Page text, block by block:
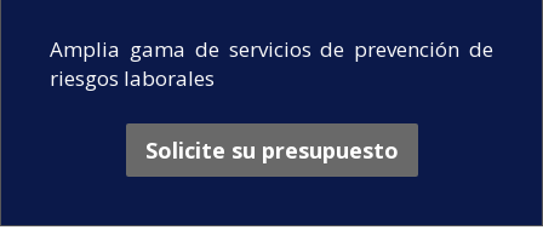
Amplia gama de servicios de prevención de
riesgos laborales
Solicite su presupuesto